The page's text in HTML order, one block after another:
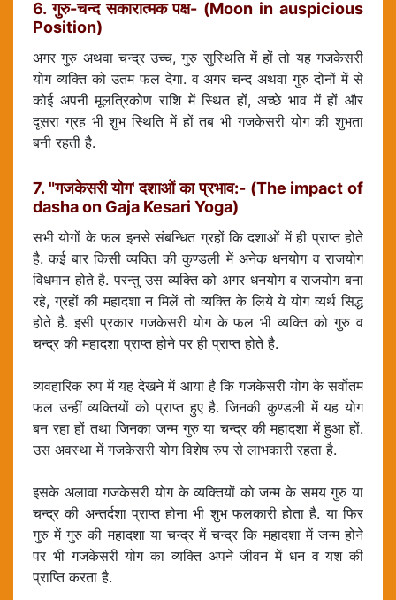
6. गुरु-चन्द सकारात्मक पक्ष- (Moon in auspicious
Position)
अगर गुरु अथवा चन्द्र उच्च, गुरु सुस्थिति में हों तो यह गजकेसरी
योग व्यक्ति को उतम फल देगा. व अगर चन्द अथवा गुरु दोनों में से
कोई अपनी मूलत्रिकोण राशि में स्थित हों, अच्छे भाव में हों और
दूसरा ग्रह भी शुभ स्थिति में हों तब भी गजकेसरी योग की शुभता
बनी रहती है.
7. "गजकेसरी योग' दशाओं का प्रभाव:- (The impact of
dasha on Gaja Kesari Yoga)
सभी योगों के फल इनसे संबन्धित ग्रहों कि दशाओं में ही प्राप्त होते
है. कई बार किसी व्यक्ति की कुण्डली में अनेक धनयोग व राजयोग
विधमान होते है. परन्तु उस व्यक्ति को अगर धनयोग व राजयोग बना
रहे, ग्रहों की महादशा न मिलें तो व्यक्ति के लिये ये योग व्यर्थ सिद्ध
होते है. इसी प्रकार गजकेसरी योग के फल भी व्यक्ति को गुरु व
चन्द्र की महादशा प्राप्त होने पर ही प्राप्त होते है.
व्यवहारिक रुप में यह देखने में आया है कि गजकेसरी योग के सर्वोतम
फल उन्हीं व्यक्तियों को प्राप्त हुए है. जिनकी कुण्डली में यह योग
बन रहा हों तथा जिनका जन्म गुरु या चन्द्र की महादशा में हुआ हों.
उस अवस्था में गजकेसरी योग विशेष रुप से लाभकारी रहता है.
इसके अलावा गजकेसरी योग के व्यक्तियों को जन्म के समय गुरु या
चन्द्र की अन्तर्दशा प्राप्त होना भी शुभ फलकारी होता है. या फिर
गुरु में गुरु की महादशा या चन्द्र में चन्द्र कि महादशा में जन्म होने
पर भी गजकेसरी योग का व्यक्ति अपने जीवन में धन व यश की
प्राप्ति करता है.